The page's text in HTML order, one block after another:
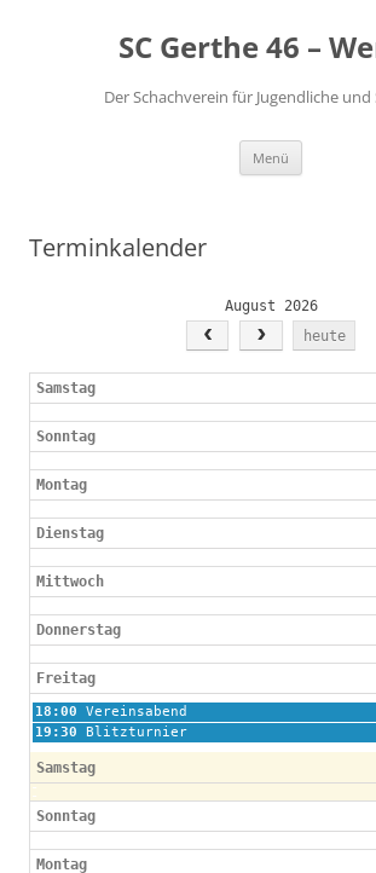
SC Gerthe 46 –
Der Schachverein für Jugendliche und
Menü
Terminkalender
August 2026
heute
Samstag
Sonntag
Montag
Dienstag
Mittwoch
Donnerstag
Freitag
Freitag,
August
7th
2026
18:00
Vereinsabend
Freitag,
7th
2026
19:30 Blitzturnier
Samstag
Sonntag
Montag